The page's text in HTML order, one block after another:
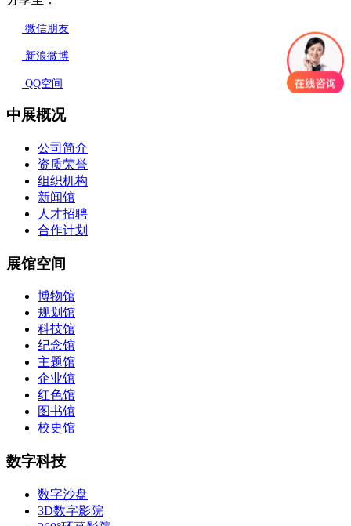
微信朋友
新浪微博
QQ空间
中展概况
公司简介
资质荣誉
组织机构
新闻馆
人才招聘
合作计划
展馆空间
博物馆
规划馆
科技馆
纪念馆
主题馆
企业馆
红色馆
图书馆
校史馆
数字科技
数字沙盘
3D数字影院